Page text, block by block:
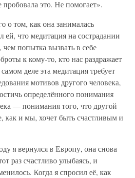
это. Не помогает».
о том, как она занималась
ей, что медитация на сострадании
попытка вызвать в себе
к кому-то, кто нас раздражает
деле эта медитация требует
мотивов другого человека,
определённого понимания
— понимания того, что другой
как и мы, хочет быть счастливым и
я вернулся в Европу, она снова
раз счастливо улыбаясь, и
Когда я спросил её, как